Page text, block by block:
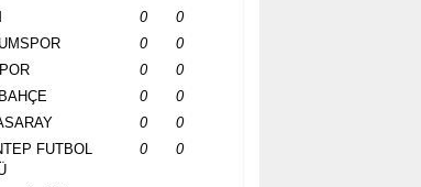
0
0
0
0
0
0
0
0
0
0
FUTBOL
0 0